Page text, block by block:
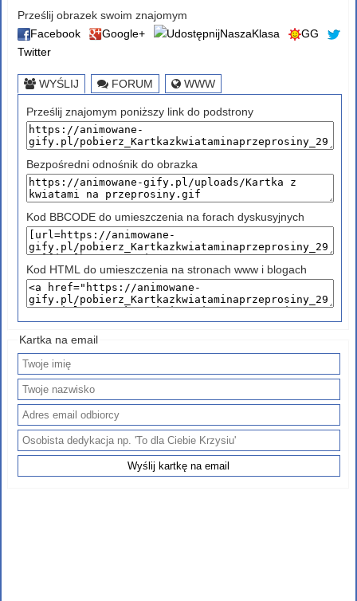
Prześlij obrazek swoim znajomym
Facebook
Google+ NaszaKlasa
GG
Twitter
WYŚLIJ FORUM WWW
Prześlij znajomym poniższy link do podstrony
Bezpośredni odnośnik do obrazka
Kod BBCODE do umieszczenia na forach dyskusyjnych
Kod HTML do umieszczenia na stronach www i blogach
Kartka na email